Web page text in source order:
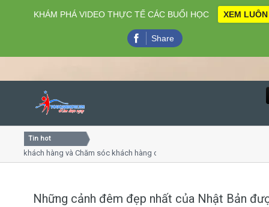
Close
Home
Tin hot
hàng và Chăm sóc khách hàng chuyên nghiệp
Những cảnh đêm đẹp nhất của Nhật Bản
KHÁM PHÁ VIDEO THỰC TẾ CÁC BUỔI HỌC XEM LUÔN
Share